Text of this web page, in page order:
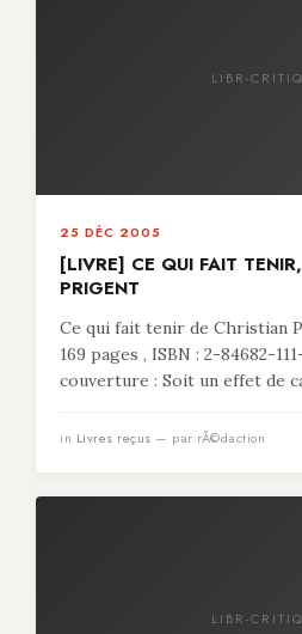
LIBR-
25 DÉC 2005
[LIVRE] CE QUI FAIT
PRIGENT
Ce qui fait tenir de Christian
169 pages , ISBN : 2-84682-
couverture : Soit un effet de
in Livres reçus — par rÃ©daction
LIBR-